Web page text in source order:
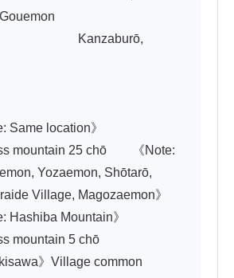
location》
25 chō　　《Note:
Yozaemon, Shōtarō,
Village, Magozaemon》
Mountain》
5 chō
》Village common